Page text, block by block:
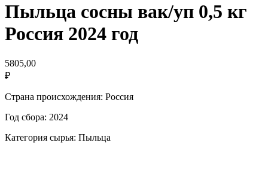
Пыльца сосны вак/уп 0,5 кг
Россия 2024 год
5805,00
₽
Страна происхождения: Россия
Год сбора: 2024
Категория сырья: Пыльца